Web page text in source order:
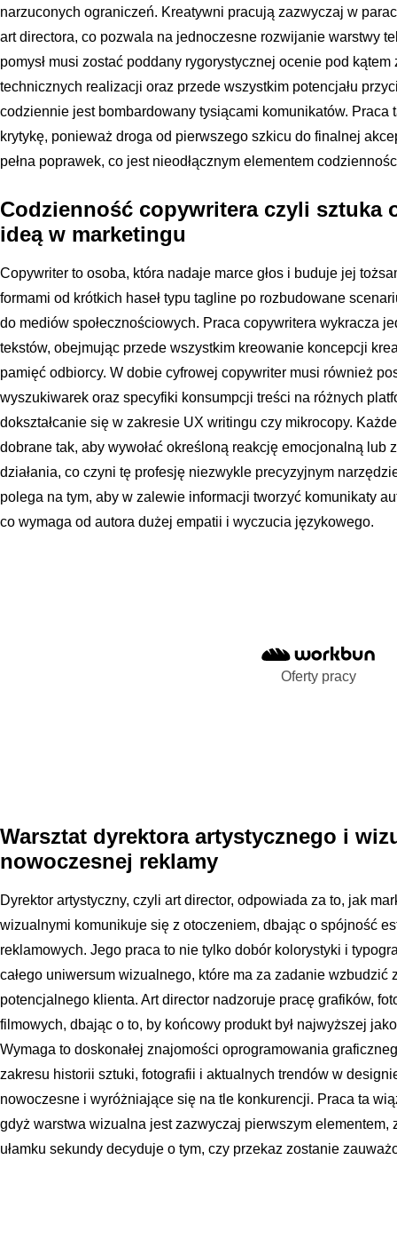
narzuconych ograniczeń. Kreatywni pracują zazwyczaj w
art directora, co pozwala na jednoczesne rozwijanie warstwy
pomysł musi zostać poddany rygorystycznej ocenie pod
technicznych realizacji oraz przede wszystkim potencjału
codziennie jest bombardowany tysiącami komunikatów. Praca
krytykę, ponieważ droga od pierwszego szkicu do finalnej
pełna poprawek, co jest nieodłącznym elementem
Codzienność copywritera czyli sztuka
ideą w marketingu
Copywriter to osoba, która nadaje marce głos i buduje jej
formami od krótkich haseł typu tagline po rozbudowane
do mediów społecznościowych. Praca copywritera wykracza
tekstów, obejmując przede wszystkim kreowanie koncepcji
pamięć odbiorcy. W dobie cyfrowej copywriter musi również
wyszukiwarek oraz specyfiki konsumpcji treści na różnych
dokształcanie się w zakresie UX writingu czy mikrocopy.
dobrane tak, aby wywołać określoną reakcję emocjonalną lub
działania, co czyni tę profesję niezwykle precyzyjnym
polega na tym, aby w zalewie informacji tworzyć komunikaty
co wymaga od autora dużej empatii i wyczucia językowego.
Oferty pracy
Warsztat dyrektora artystycznego i
nowoczesnej reklamy
Dyrektor artystyczny, czyli art director, odpowiada za to, jak
wizualnymi komunikuje się z otoczeniem, dbając o spójność
reklamowych. Jego praca to nie tylko dobór kolorystyki i
całego uniwersum wizualnego, które ma za zadanie wzbudzić
potencjalnego klienta. Art director nadzoruje pracę grafików,
filmowych, dbając o to, by końcowy produkt był najwyższej
Wymaga to doskonałej znajomości oprogramowania
zakresu historii sztuki, fotografii i aktualnych trendów w
nowoczesne i wyróżniające się na tle konkurencji. Praca ta
gdyż warstwa wizualna jest zazwyczaj pierwszym elementem,
ułamku sekundy decyduje o tym, czy przekaz zostanie